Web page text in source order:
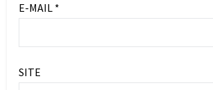
E-MAIL *
SITE